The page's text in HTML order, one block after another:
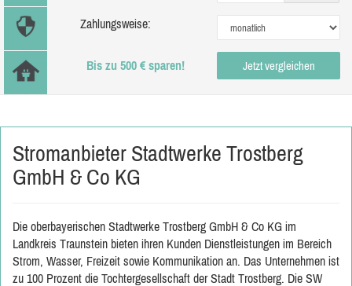
Zahlungsweise:
Bis zu 500 € sparen! Jetzt vergleichen
Stromanbieter Stadtwerke Trostberg
GmbH & Co KG
Die oberbayerischen Stadtwerke Trostberg GmbH & Co KG im
Landkreis Traunstein bieten ihren Kunden Dienstleistungen im Bereich
Strom, Wasser, Freizeit sowie Kommunikation an. Das Unternehmen ist
zu 100 Prozent die Tochtergesellschaft der Stadt Trostberg. Die SW